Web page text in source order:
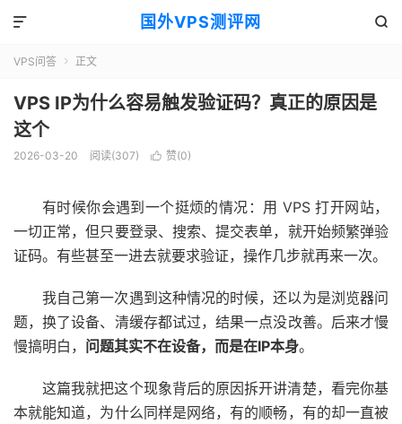
国外VPS测评网 

VPS问答  正文
VPS IP为什么容易触发验证码？真正的原因是
这个
2026-03-20 阅读(307)  赞(0)
有时候你会遇到一个挺烦的情况：用 VPS 打开网站，
一切正常，但只要登录、搜索、提交表单，就开始频繁弹验
证码。有些甚至一进去就要求验证，操作几步就再来一次。
我自己第一次遇到这种情况的时候，还以为是浏览器问
题，换了设备、清缓存都试过，结果一点没改善。后来才慢
慢搞明白， 问题其实不在设备，而是在IP本身。
这篇我就把这个现象背后的原因拆开讲清楚，看完你基
本就能知道，为什么同样是网络，有的顺畅，有的却一直被